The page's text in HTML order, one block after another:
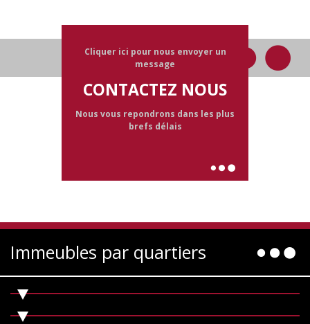
Cliquer ici pour nous envoyer un
message
CONTACTEZ NOUS
Nous vous repondrons dans les plus
brefs délais
Immeubles par quartiers